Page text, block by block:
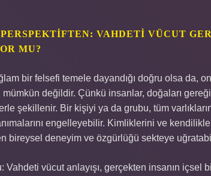
VAHDETI VÜCUT
MU?
bir felsefi temele dayandığı doğru olsa da,
değildir. Çünkü insanlar, doğaları
şekillenir. Bir kişiyi ya da grubu, tüm
engelleyebilir. Kimliklerini ve
bireysel deneyim ve özgürlüğü sekteye
Vahdeti vücut anlayışı, gerçekten insanın içsel